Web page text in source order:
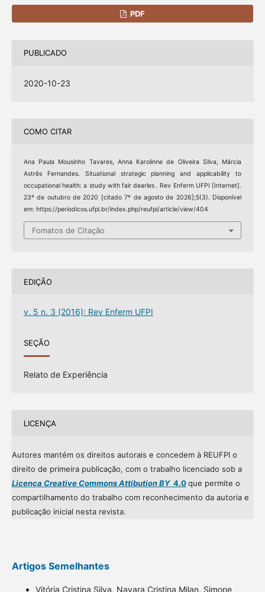
PDF
PUBLICADO
2020-10-23
COMO CITAR
Ana Paula Mousinho Tavares, Anna Karolinne de Oliveira Silva, Márcia
Astrês Fernandes. Situational strategic planning and applicability to
occupational health: a study with fair dearles . Rev Enferm UFPI [Internet].
23º de outubro de 2020 [citado 7º de agosto de 2026];5(3). Disponível
em: https://periodicos.ufpi.br/index.php/reufpi/article/view/404
Fomatos de Citação
EDIÇÃO
v. 5 n. 3 (2016): Rev Enferm UFPI
SEÇÃO
Relato de Experiência
LICENÇA
Autores mantém os direitos autorais e concedem à REUFPI o
direito de primeira publicação, com o trabalho licenciado sob a
Licença Creative Commons Attibution BY4.0que permite o
compartilhamento do trabalho com reconhecimento da autoria e
publicação inicial nesta revista.
Artigos Semelhantes
Vitória Cristina Silva, Nayara Cristina Milan, Simone